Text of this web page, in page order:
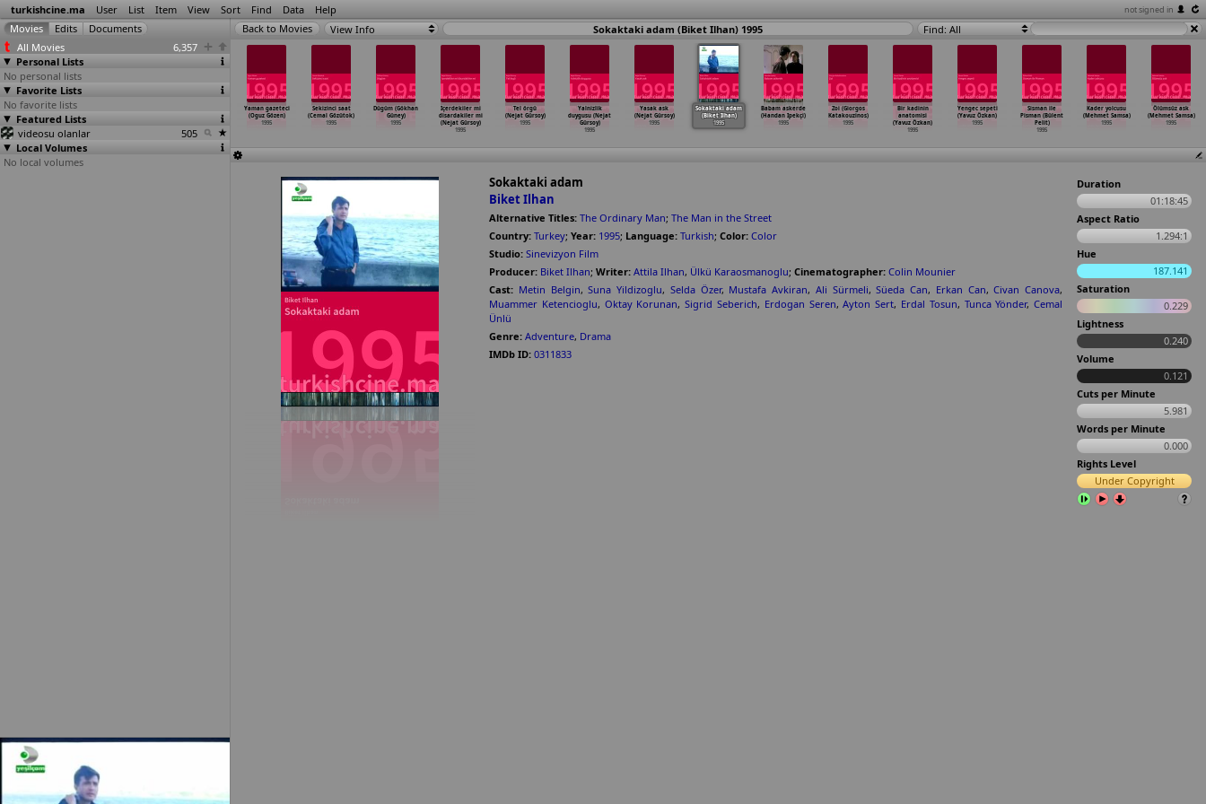
turkishcine.ma User List Item View Sort Find Data Help not signed in
All Movies
6,357
Personal Lists
No personal lists
Favorite Lists
No favorite lists
Featured Lists
videosu olanlar
505
Local Volumes
No local volumes
View Info Sokaktaki adam (Biket Ilhan) 1995 Find: All
Kemal
Gözen)
1995
Bir rüya gibi
(Oguz Gözen)
1995
Yaman gazeteci
(Oguz Gözen)
1995
Sekizinci saat
(Cemal Gözütok)
1995
Dügüm (Gökhan
Güney)
1995
Içerdekiler mi
disardakiler mi
(Nejat Gürsoy)
1995
Tel örgü
(Nejat Gürsoy)
1995
Yalnizlik
duygusu (Nejat
Gürsoy)
1995
Yasak ask
(Nejat Gürsoy)
1995
Sokaktaki adam
(Biket Ilhan)
1995
Babam askerde
(Handan Ipekçi)
1995
Zoi (Giorgos
Katakouzinos)
1995
Bir kadinin
anatomisi
(Yavuz Özkan)
1995
Yengec sepeti
(Yavuz Özkan)
1995
Sisman ile
Pisman (Bülent
Pelit)
1995
Kader yolcusu
(Mehmet Samsa)
1995
Ölümsüz ask
(Mehmet Samsa)
1995
Sokaktaki adam
Biket Ilhan
Alternative Titles: The Ordinary Man; The Man in the Street
Country: Turkey; Year: 1995; Language: Turkish; Color: Color
Studio: Sinevizyon Film
Producer: Biket Ilhan; Writer: Attila Ilhan, Ülkü Karaosmanoglu; Cinematographer: Colin Mounier
Cast: Metin Belgin,Suna Yildizoglu, Selda Özer, Mustafa Avkiran, Ali Sürmeli,Süeda Can, Erkan Can,Civan Canova,
Muammer Ketencioglu, Oktay Korunan,Sigrid Seberich, Erdogan Seren,Ayton Sert, Erdal Tosun, Tunca Yönder,Cemal
Ünlü
Genre: Adventure, Drama
IMDb ID: 0311833
Duration
01:18:45
Aspect Ratio
1.294:1
Hue
187.141
Saturation
0.229
Lightness
0.240
Volume
0.121
Cuts per Minute
5.981
Words per Minute
0.000
Rights Level
Under Copyright